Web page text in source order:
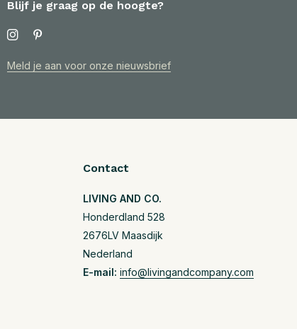
Blijf je graag op de hoogte?
Meld je aan voor onze nieuwsbrief
Contact
LIVING AND CO.
Honderdland 528
2676LV Maasdijk
Nederland
E-mail: info@livingandcompany.com